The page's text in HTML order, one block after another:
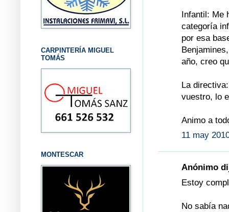
Infantil: Me
categoría
por esa
año, creo
La
vuestro, lo
Animo a
11 may
Anónimo
Estoy
No sabía
CARPINTERÍA MIGUEL
TOMÁS
MONTESCAR